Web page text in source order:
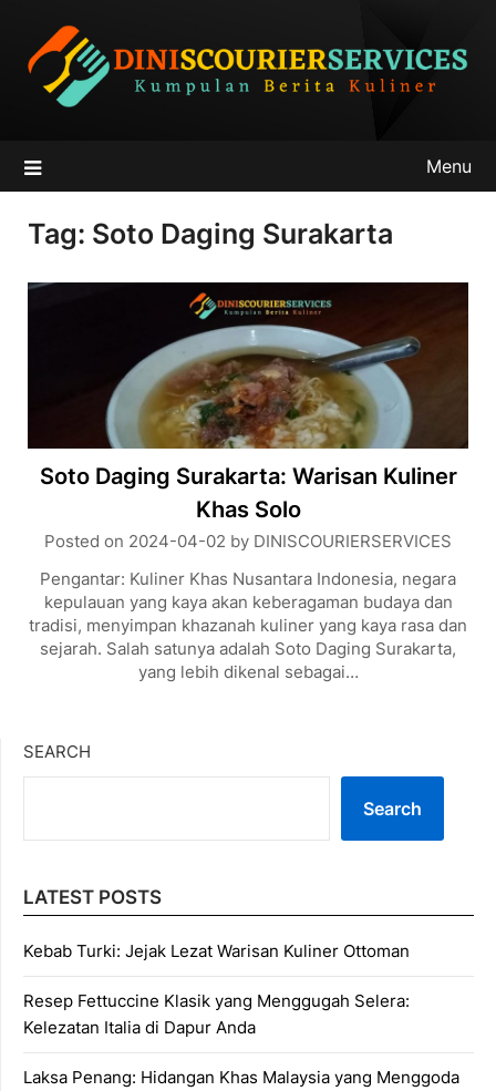
content
Menu
Tag: Soto Daging Surakarta
Soto Daging Surakarta: Warisan Kuliner
Khas Solo
Posted on 2024-04-02 by DINISCOURIERSERVICES
Pengantar: Kuliner Khas Nusantara Indonesia, negara
kepulauan yang kaya akan keberagaman budaya dan
tradisi, menyimpan khazanah kuliner yang kaya rasa dan
sejarah. Salah satunya adalah Soto Daging Surakarta,
yang lebih dikenal sebagai…
SEARCH
Search
LATEST POSTS
Kebab Turki: Jejak Lezat Warisan Kuliner Ottoman
Resep Fettuccine Klasik yang Menggugah Selera:
Kelezatan Italia di Dapur Anda
Laksa Penang: Hidangan Khas Malaysia yang Menggoda